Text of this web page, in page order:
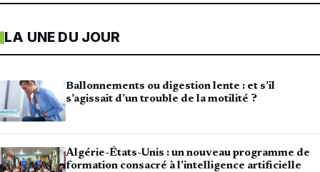
LA UNE DU JOUR
Ballonnements ou digestion lente : et s’il
s’agissait d’un trouble de la motilité ?
Algérie-États-Unis : un nouveau programme de
formation consacré à l’intelligence artificielle